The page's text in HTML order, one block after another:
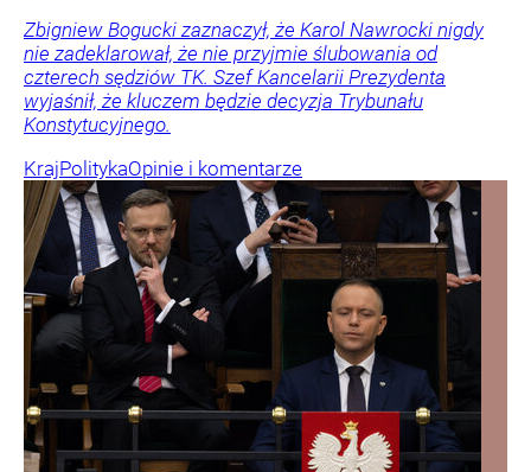
Zbigniew Bogucki zaznaczył, że Karol Nawrocki nigdy
nie zadeklarował, że nie przyjmie ślubowania od
czterech sędziów TK. Szef Kancelarii Prezydenta
wyjaśnił, że kluczem będzie decyzja Trybunału
Konstytucyjnego.
KrajPolitykaOpinie i komentarze